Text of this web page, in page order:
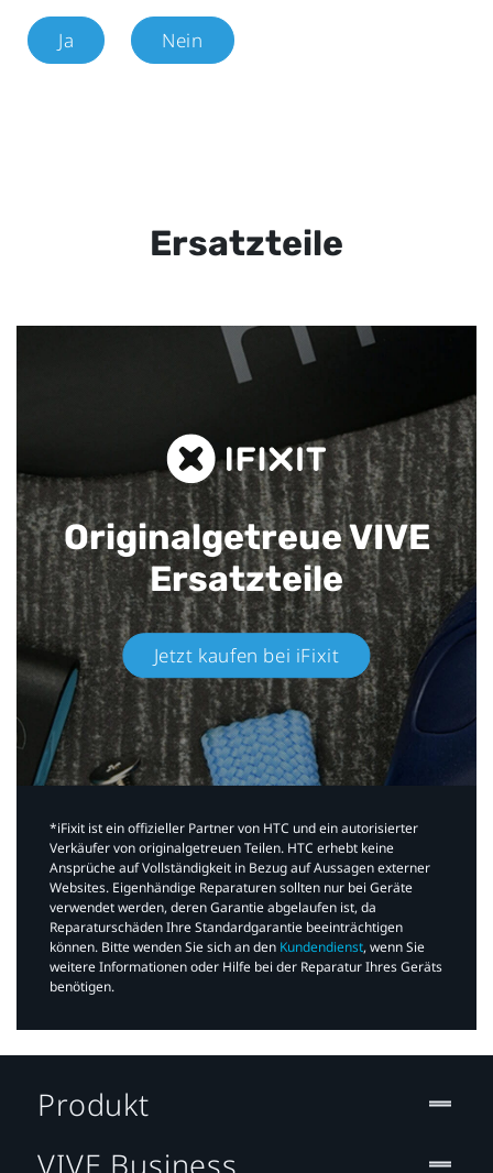
Ja Nein
Ersatzteile
Originalgetreue VIVE
Ersatzteile
Jetzt kaufen bei iFixit​
*iFixit ist ein offizieller Partner von HTC und ein autorisierter
Verkäufer von originalgetreuen Teilen. HTC erhebt keine
Ansprüche auf Vollständigkeit in Bezug auf Aussagen externer
Websites. Eigenhändige Reparaturen sollten nur bei Geräte
verwendet werden, deren Garantie abgelaufen ist, da
Reparaturschäden Ihre Standardgarantie beeinträchtigen
können. Bitte wenden Sie sich an den Kundendienst, wenn Sie
weitere Informationen oder Hilfe bei der Reparatur Ihres Geräts
benötigen.​
Produkt
VIVE Business